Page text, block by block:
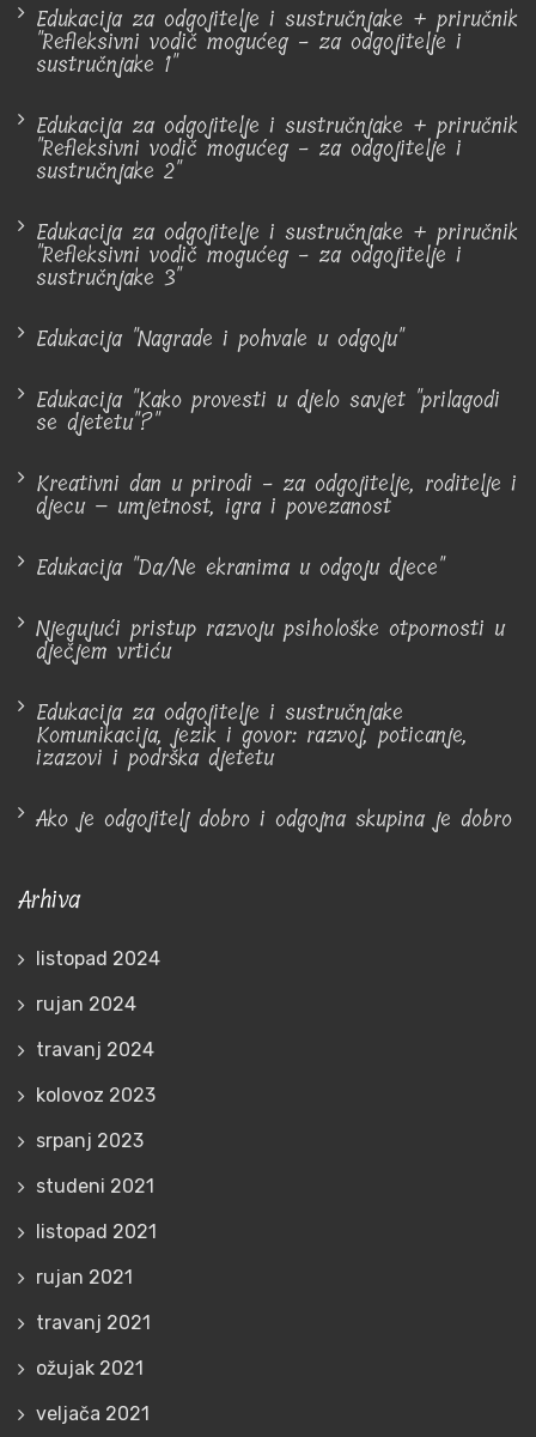
Edukacija za odgojitelje i sustručnjake + priručnik
"Refleksivni vodič mogućeg - za odgojitelje i
sustručnjake 1"
Edukacija za odgojitelje i sustručnjake + priručnik
"Refleksivni vodič mogućeg - za odgojitelje i
sustručnjake 2"
Edukacija za odgojitelje i sustručnjake + priručnik
"Refleksivni vodič mogućeg - za odgojitelje i
sustručnjake 3"
Edukacija "Nagrade i pohvale u odgoju"
Edukacija "Kako provesti u djelo savjet "prilagodi
se djetetu"?"
Kreativni dan u prirodi - za odgojitelje, roditelje i
djecu – umjetnost, igra i povezanost
Edukacija "Da/Ne ekranima u odgoju djece"
Njegujući pristup razvoju psihološke otpornosti u
dječjem vrtiću
Edukacija za odgojitelje i sustručnjake
Komunikacija, jezik i govor: razvoj, poticanje,
izazovi i podrška djetetu
Ako je odgojitelj dobro i odgojna skupina je dobro
Arhiva
listopad 2024
rujan 2024
travanj 2024
kolovoz 2023
srpanj 2023
studeni 2021
listopad 2021
rujan 2021
travanj 2021
ožujak 2021
veljača 2021